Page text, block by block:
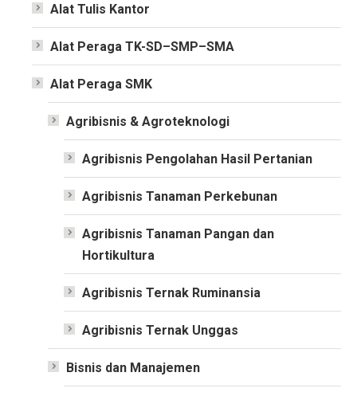
Alat Tulis Kantor
Alat Peraga TK-SD–SMP–SMA
Alat Peraga SMK
Agribisnis & Agroteknologi
Agribisnis Pengolahan Hasil Pertanian
Agribisnis Tanaman Perkebunan
Agribisnis Tanaman Pangan dan
Hortikultura
Agribisnis Ternak Ruminansia
Agribisnis Ternak Unggas
Bisnis dan Manajemen